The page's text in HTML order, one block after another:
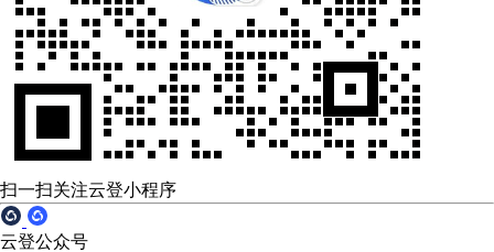
扫一扫关注云登小程序
云登公众号